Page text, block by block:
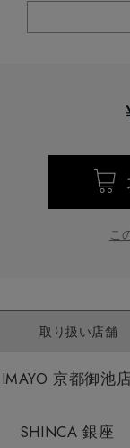
こ
取り扱い店舗
IMAYO 京都御池店
SHINCA 銀座